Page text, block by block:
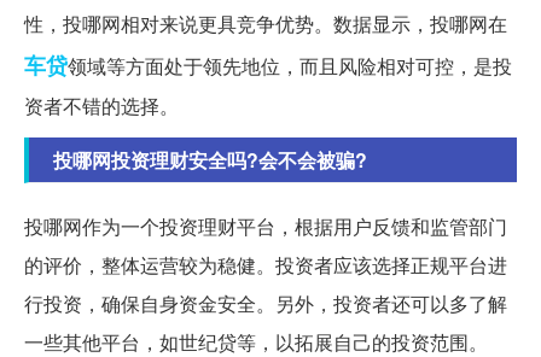
性，投哪网相对来说更具竞争优势。数据显示，投哪网在
车贷领域等方面处于领先地位，而且风险相对可控，是投
资者不错的选择。
投哪网投资理财安全吗?会不会被骗?
投哪网作为一个投资理财平台，根据用户反馈和监管部门
的评价，整体运营较为稳健。投资者应该选择正规平台进
行投资，确保自身资金安全。另外，投资者还可以多了解
一些其他平台，如世纪贷等，以拓展自己的投资范围。